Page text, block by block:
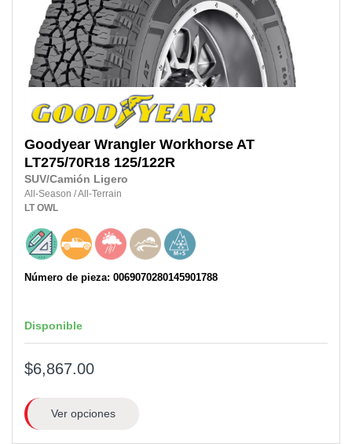
Goodyear Wrangler Workhorse AT
LT275/70R18 125/122R
SUV/Camión Ligero
All-Season /All-Terrain
LT OWL
Número de pieza: 0069070280145901788
Disponible
$6,867.00
Ver opciones